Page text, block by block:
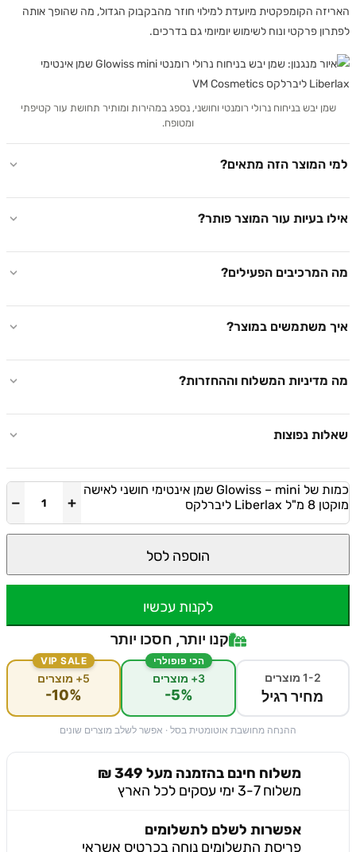
האריזה הקומפקטית מיועדת למילוי חוזר מהבקבוק הגדול, מה שהופך אותה
לפתרון פרקטי ונוח לשימוש יומיומי גם בדרכים.
שמן יבש בניחוח נרולי רומנטי וחושני, נספג במהירות ומותיר תחושת עור קטיפתי
ומטופח.
למי המוצר הזה מתאים?
אילו בעיות עור המוצר פותר?
מה המרכיבים הפעילים?
איך משתמשים במוצר?
מה מדיניות המשלוח וההחזרות?
שאלות נפוצות
כמות של Glowiss – mini שמן אינטימי חושני לאישה
מוקטן 8 מ"ל Liberlax ליברלקס
+
−
הוספה לסל
לקנות עכשיו
קנו יותר, חסכו יותר
1-2 מוצרים
מחיר רגיל
הכי פופולרי
3+ מוצרים
-5%
VIP SALE
5+ מוצרים
-10%
ההנחה מחושבת אוטומטית בסל · אפשר לשלב מוצרים שונים
משלוח חינם בהזמנה מעל 349 ₪
משלוח 3-7 ימי עסקים לכל הארץ
אפשרות לשלם לתשלומים
פריסת התשלומים נוחה בכרטיס אשראי